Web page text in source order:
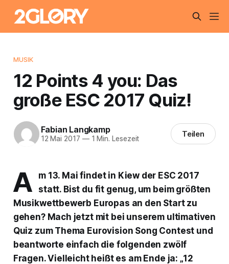
MUSIK
12 Points 4 you: Das
große ESC 2017 Quiz!
Fabian Langkamp
12 Mai 2017 —1 Min. Lesezeit Teilen
A m 13. Mai findet in Kiew der ESC 2017
statt. Bist du fit genug, um beim größten
Musikwettbewerb Europas an den Start zu
gehen? Mach jetzt mit bei unserem ultimativen
Quiz zum Thema Eurovision Song Contest und
beantworte einfach die folgenden zwölf
Fragen. Vielleicht heißt es am Ende ja: „12